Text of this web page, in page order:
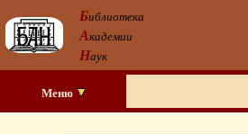
Библиотека
Академии
Наук
Меню